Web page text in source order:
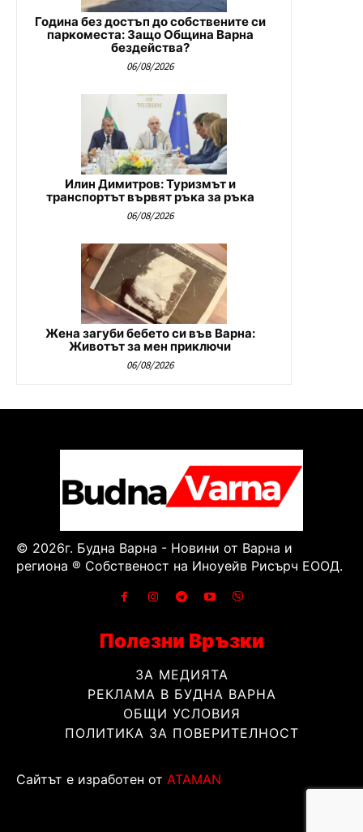
Година без достъп до собствените си
паркоместа: Защо Община Варна
бездейства?
06/08/2026
Илин Димитров: Туризмът и
транспортът вървят ръка за ръка
06/08/2026
Жена загуби бебето си във Варна:
Животът за мен приключи
06/08/2026
© 2026г. Будна Варна - Новини от Варна и
региона ® Собственост на Иноуейв Рисърч ЕООД.
Полезни Връзки
ЗА МЕДИЯТА
РЕКЛАМА В БУДНА ВАРНА
ОБЩИ УСЛОВИЯ
ПОЛИТИКА ЗА ПОВЕРИТЕЛНОСТ
Сайтът е изработен от ATAMAN